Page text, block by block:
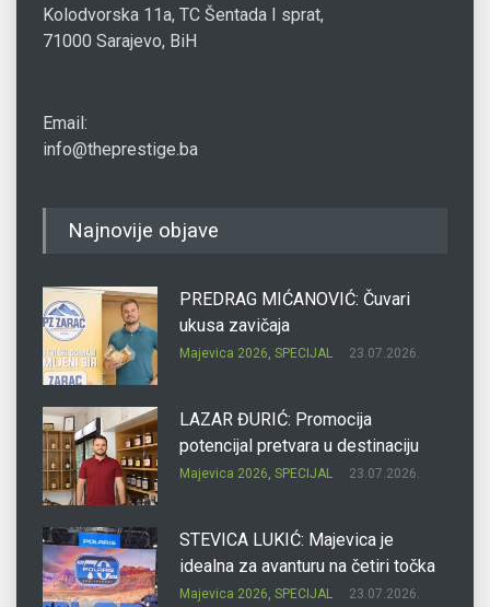
Kolodvorska 11a, TC Šentada I sprat,
71000 Sarajevo, BiH
Email:
info@theprestige.ba
Najnovije objave
PREDRAG MIĆANOVIĆ: Čuvari
ukusa zavičaja
Majevica 2026, SPECIJAL 23.07.2026.
LAZAR ĐURIĆ: Promocija
potencijal pretvara u destinaciju
Majevica 2026, SPECIJAL 23.07.2026.
STEVICA LUKIĆ: Majevica je
idealna za avanturu na četiri točka
Majevica 2026, SPECIJAL 23.07.2026.